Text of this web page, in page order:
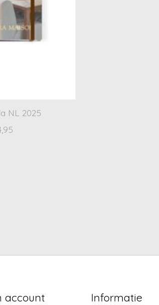
NL 2025
account Informatie